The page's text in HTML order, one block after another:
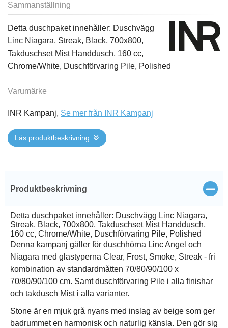
Sammanställning
Detta duschpaket innehåller: Duschvägg
Linc Niagara, Streak, Black, 700x800,
Takduschset Mist Handdusch, 160 cc,
Chrome/White, Duschförvaring Pile, Polished
Varumärke
INR Kampanj, Se mer från INR Kampanj
Läs produktbeskrivning
Produktbeskrivning Stäng
Detta duschpaket innehåller: Duschvägg Linc Niagara,
Streak, Black, 700x800, Takduschset Mist Handdusch,
160 cc, Chrome/White, Duschförvaring Pile, Polished
Denna kampanj gäller för duschhörna Linc Angel och
Niagara med glastyperna Clear, Frost, Smoke, Streak - fri
kombination av standardmåtten 70/80/90/100 x
70/80/90/100 cm. Samt duschförvaring Pile i alla finishar
och takdusch Mist i alla varianter.
Stone är en mjuk grå nyans med inslag av beige som ger
badrummet en harmonisk och naturlig känsla. Den gör sig